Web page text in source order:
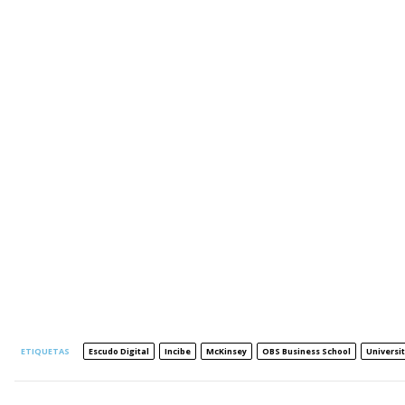
ETIQUETAS Escudo Digital Incibe McKinsey OBS Business School